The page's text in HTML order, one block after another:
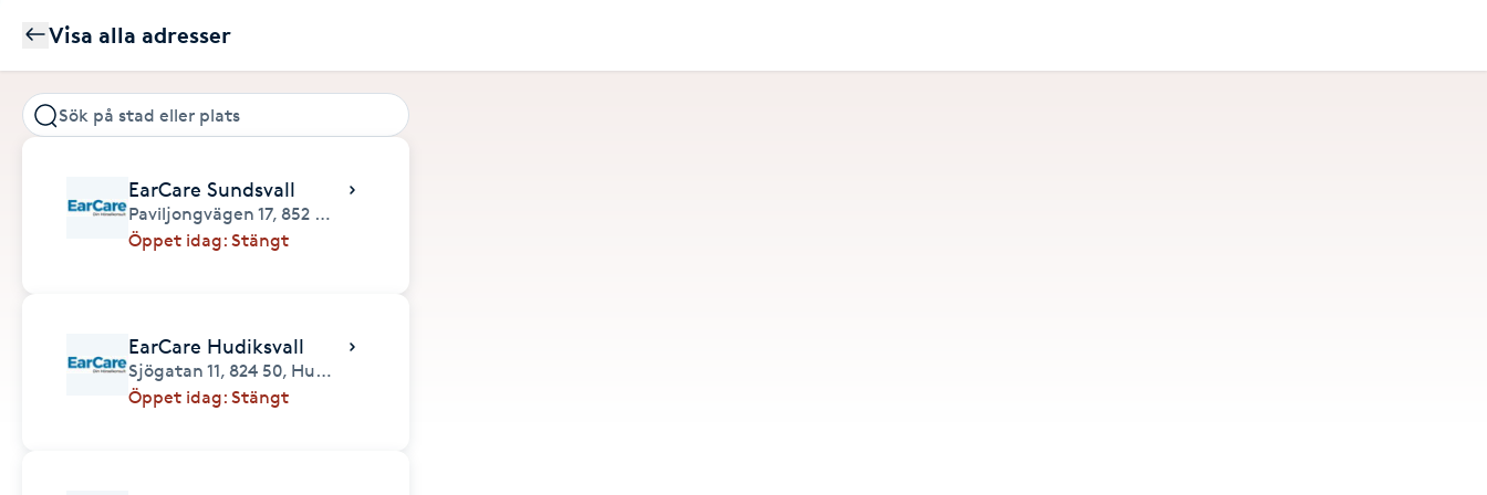
Visa alla adresser
EarCare Sundsvall
Paviljongvägen 17, 852 40,
Öppet idag: Stängt
EarCare Hudiksvall
Sjögatan 11, 824 50, Hudiksvall
Öppet idag: Stängt